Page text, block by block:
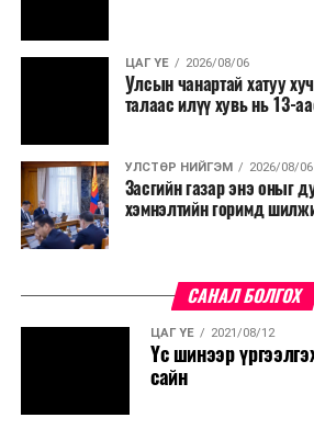
ЦАГ ҮЕ 2026/08/06
Улсын чанартай хатуу
талаас илүү хувь нь 13-
УЛСТӨР НИЙГЭМ 2026/08/06
Засгийн газар энэ оныг
хэмнэлтийн горимд
САНАЛ БОЛГОХ
ЦАГ ҮЕ 2021/08/12
Үс шинээр
сайн